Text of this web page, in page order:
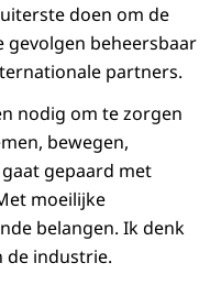
doen om de
gevolgen beheersbaar
partners.
nodig om te zorgen
bewegen,
gepaard met
moeilijke
belangen. Ik denk
de industrie.